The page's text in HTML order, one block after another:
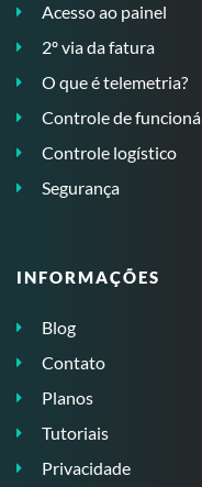
Acesso ao painel
2º via da fatura
O que é telemetria?
Controle de
Controle logístico
Segurança
INFORMAÇÕES
Blog
Contato
Planos
Tutoriais
Privacidade